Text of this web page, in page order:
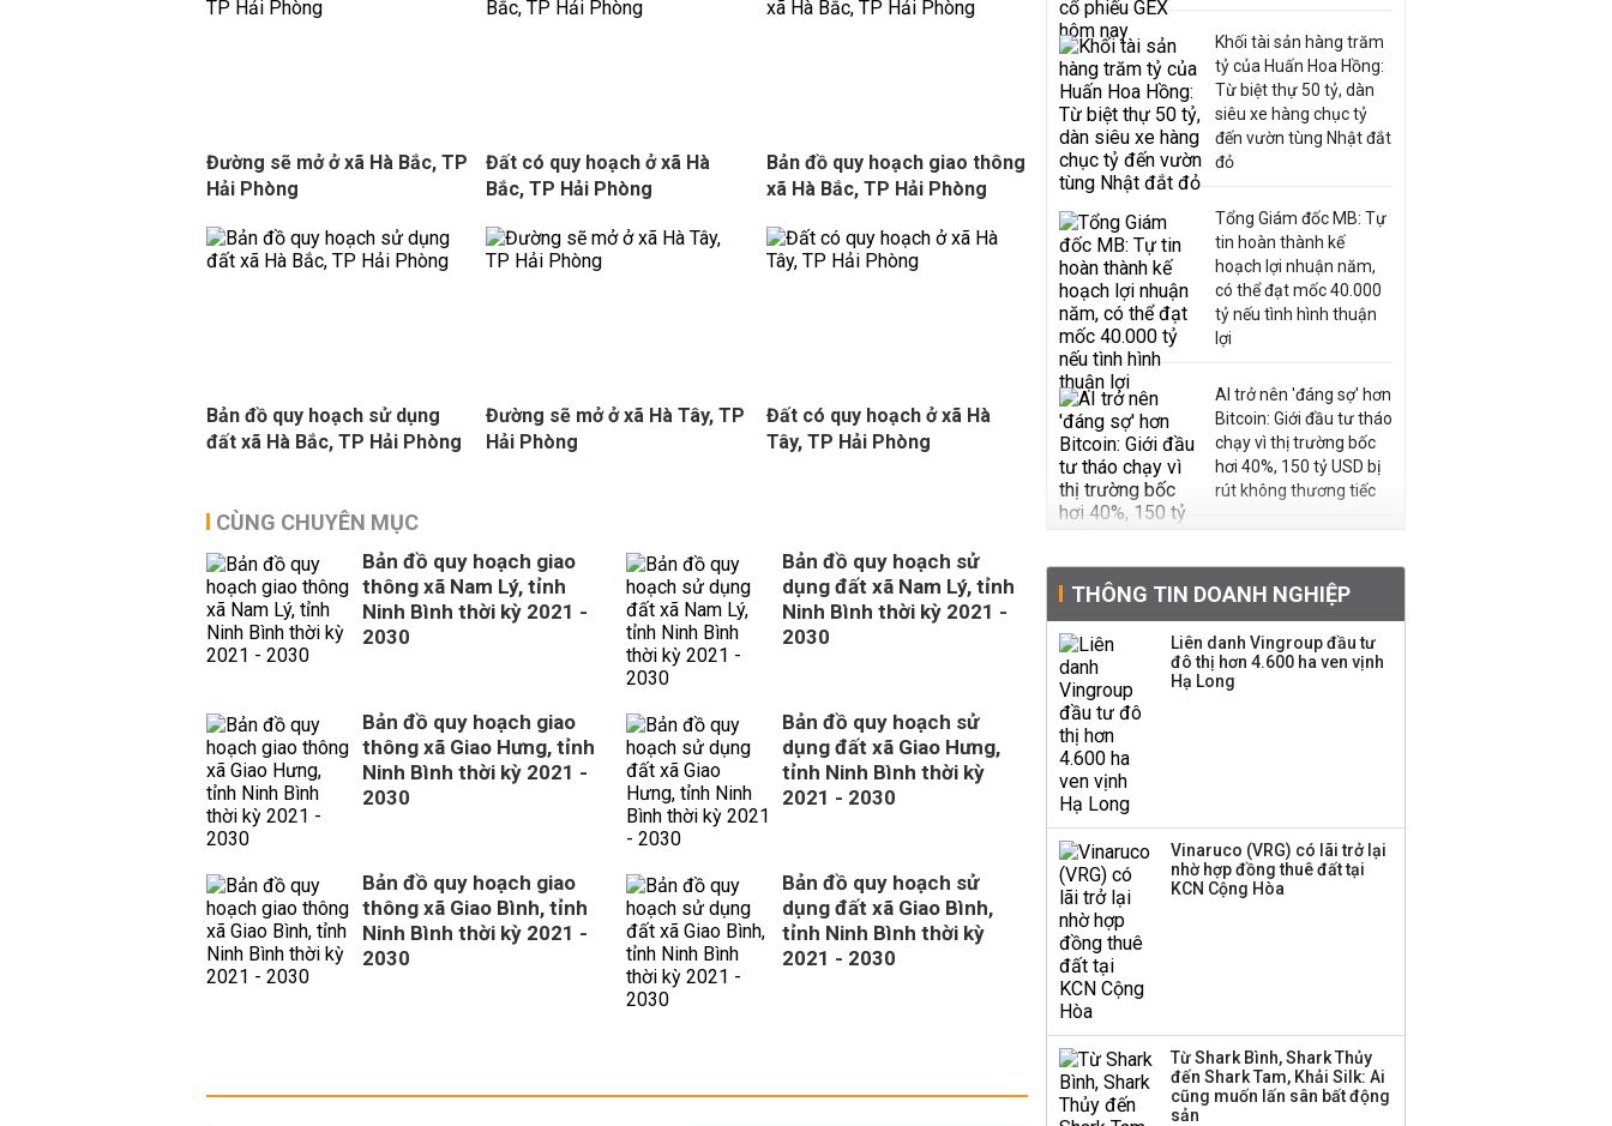
Đường sẽ mở ở xã Hà Bắc, TP
Hải Phòng
Đất có quy hoạch ở xã Hà
Bắc, TP Hải Phòng
Bản đồ quy hoạch giao thông
xã Hà Bắc, TP Hải Phòng
Bản đồ quy hoạch sử dụng
đất xã Hà Bắc, TP Hải Phòng
Đường sẽ mở ở xã Hà Tây, TP
Hải Phòng
Đất có quy hoạch ở xã Hà
Tây, TP Hải Phòng
CÙNG CHUYÊN MỤC
Bản đồ quy hoạch giao
thông xã Nam Lý, tỉnh
Ninh Bình thời kỳ 2021 -
2030
Bản đồ quy hoạch sử
dụng đất xã Nam Lý, tỉnh
Ninh Bình thời kỳ 2021 -
2030
Bản đồ quy hoạch giao
thông xã Giao Hưng, tỉnh
Ninh Bình thời kỳ 2021 -
2030
Bản đồ quy hoạch sử
dụng đất xã Giao Hưng,
tỉnh Ninh Bình thời kỳ
2021 - 2030
Bản đồ quy hoạch giao
thông xã Giao Bình, tỉnh
Ninh Bình thời kỳ 2021 -
2030
Bản đồ quy hoạch sử
dụng đất xã Giao Bình,
tỉnh Ninh Bình thời kỳ
2021 - 2030
Khối tài sản hàng trăm
tỷ của Huấn Hoa Hồng:
Từ biệt thự 50 tỷ, dàn
siêu xe hàng chục tỷ
đến vườn tùng Nhật đắt
đỏ
Tổng Giám đốc MB: Tự
tin hoàn thành kế
hoạch lợi nhuận năm,
có thể đạt mốc 40.000
tỷ nếu tình hình thuận
lợi
AI trở nên 'đáng sợ' hơn
Bitcoin: Giới đầu tư tháo
chạy vì thị trường bốc
hơi 40%, 150 tỷ USD bị
rút không thương tiếc
sản xuất vàng mã trên
sàn báo lãi tăng 64%,
không vay một đồng
nào từ ngân hàng
Hơn 227.000 tài khoản
gia nhập thị trường
chứng khoán trong
tháng 7 biến động
Thị trường thường
THÔNG TIN DOANH NGHIỆP
Liên danh Vingroup đầu tư
đô thị hơn 4.600 ha ven vịnh
Hạ Long
Vinaruco (VRG) có lãi trở lại
nhờ hợp đồng thuê đất tại
KCN Cộng Hòa
Từ Shark Bình, Shark Thủy
đến Shark Tam, Khải Silk: Ai
cũng muốn lấn sân bất động
sản